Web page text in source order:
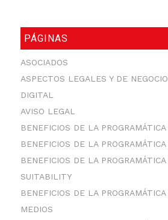
PÁGINAS
ASOCIADOS
ASPECTOS LEGALES Y DE
DIGITAL
AVISO LEGAL
BENEFICIOS DE LA PROGRAMÁTICA
BENEFICIOS DE LA
BENEFICIOS DE LA
SUITABILITY
BENEFICIOS DE LA
MEDIOS